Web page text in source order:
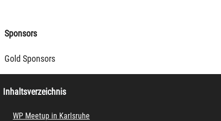
Sponsors
Gold Sponsors
Inhaltsverzeichnis
WP Meetup in Karlsruhe